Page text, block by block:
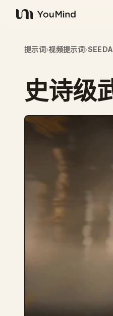
YouMind
提示词›视频提示词›
史诗级